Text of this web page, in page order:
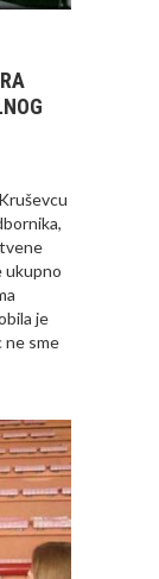
ukupno
je
ne sme